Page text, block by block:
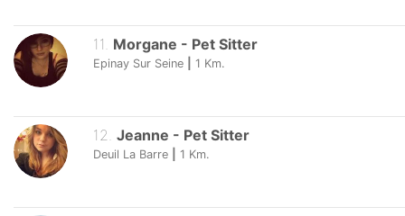
11 Morgane - Pet Sitter
Epinay Sur Seine 1 Km.
12. Jeanne - Pet Sitter
Deuil La Barre 1 Km.